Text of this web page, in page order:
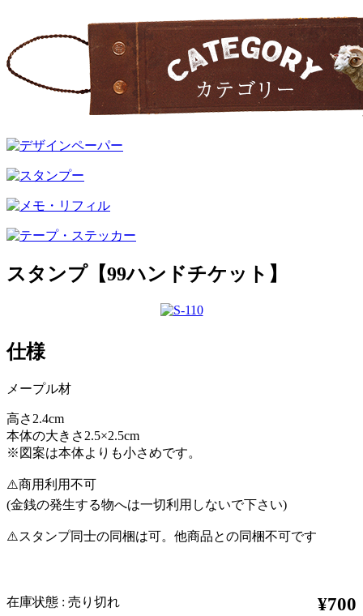
スタンプ【99ハンドチケット】
仕様
メープル材
高さ2.4cm
本体の大きさ2.5×2.5cm
※図案は本体よりも小さめです。
⚠️商用利用不可
(金銭の発生する物へは一切利用しないで下さい)
⚠️スタンプ同士の同梱は可。他商品との同梱不可です
在庫状態 : 売り切れ ¥700